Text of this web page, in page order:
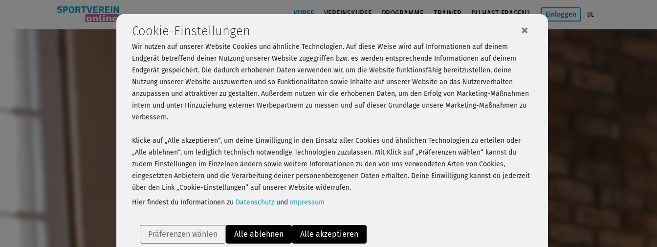
KURSE VEREINSKURSE PROGRAMME TRAINER DU HAST FRAGEN? Einloggen DE
Health Yoga - Verdauung
Play
Video
Kursvorschau - Anmelden und alles trainieren! Einloggen
Cookie-Einstellungen ×
Wir nutzen auf unserer Website Cookies und ähnliche Technologien. Auf diese Weise wird auf Informationen auf deinem
Endgerät betreffend deiner Nutzung unserer Website zugegriffen bzw. es werden entsprechende Informationen auf deinem
Endgerät gespeichert. Die dadurch erhobenen Daten verwenden wir, um die Website funktionsfähig bereitzustellen, deine
Nutzung unserer Website auszuwerten und so Funktionalitäten sowie Inhalte auf unserer Website an das Nutzerverhalten
anzupassen und attraktiver zu gestalten. Außerdem nutzen wir die erhobenen Daten, um den Erfolg von Marketing-Maßnahmen
intern und unter Hinzuziehung externer Werbepartnern zu messen und auf dieser Grundlage unsere Marketing-Maßnahmen zu
verbessern.
Klicke auf „Alle akzeptieren“, um deine Einwilligung in den Einsatz aller Cookies und ähnlichen Technologien zu erteilen oder
„Alle ablehnen“, um lediglich technisch notwendige Technologien zuzulassen. Mit Klick auf „Präferenzen wählen“ kannst du
zudem Einstellungen im Einzelnen ändern sowie weitere Informationen zu den von uns verwendeten Arten von Cookies,
eingesetzten Anbietern und die Verarbeitung deiner personenbezogenen Daten erhalten. Deine Einwilligung kannst du jederzeit
über den Link „Cookie-Einstellungen“ auf unserer Website widerrufen.
Hier findest du Informationen zu Datenschutz und Impressum
Präferenzen wählen Alle ablehnen Alle akzeptieren